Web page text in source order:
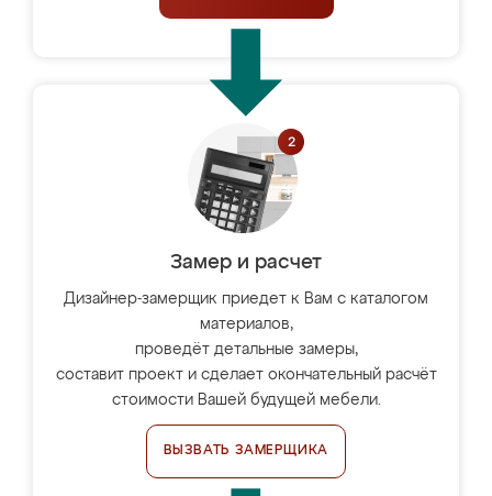
Замер и расчет
Дизайнер-замерщик приедет к Вам с каталогом
материалов,
проведёт детальные замеры,
составит проект и сделает окончательный расчёт
стоимости Вашей будущей мебели.
ВЫЗВАТЬ ЗАМЕРЩИКА